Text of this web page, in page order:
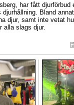
har fått djurförbud
djurhållning. Bland
djur, samt inte vetat
alla slags djur.